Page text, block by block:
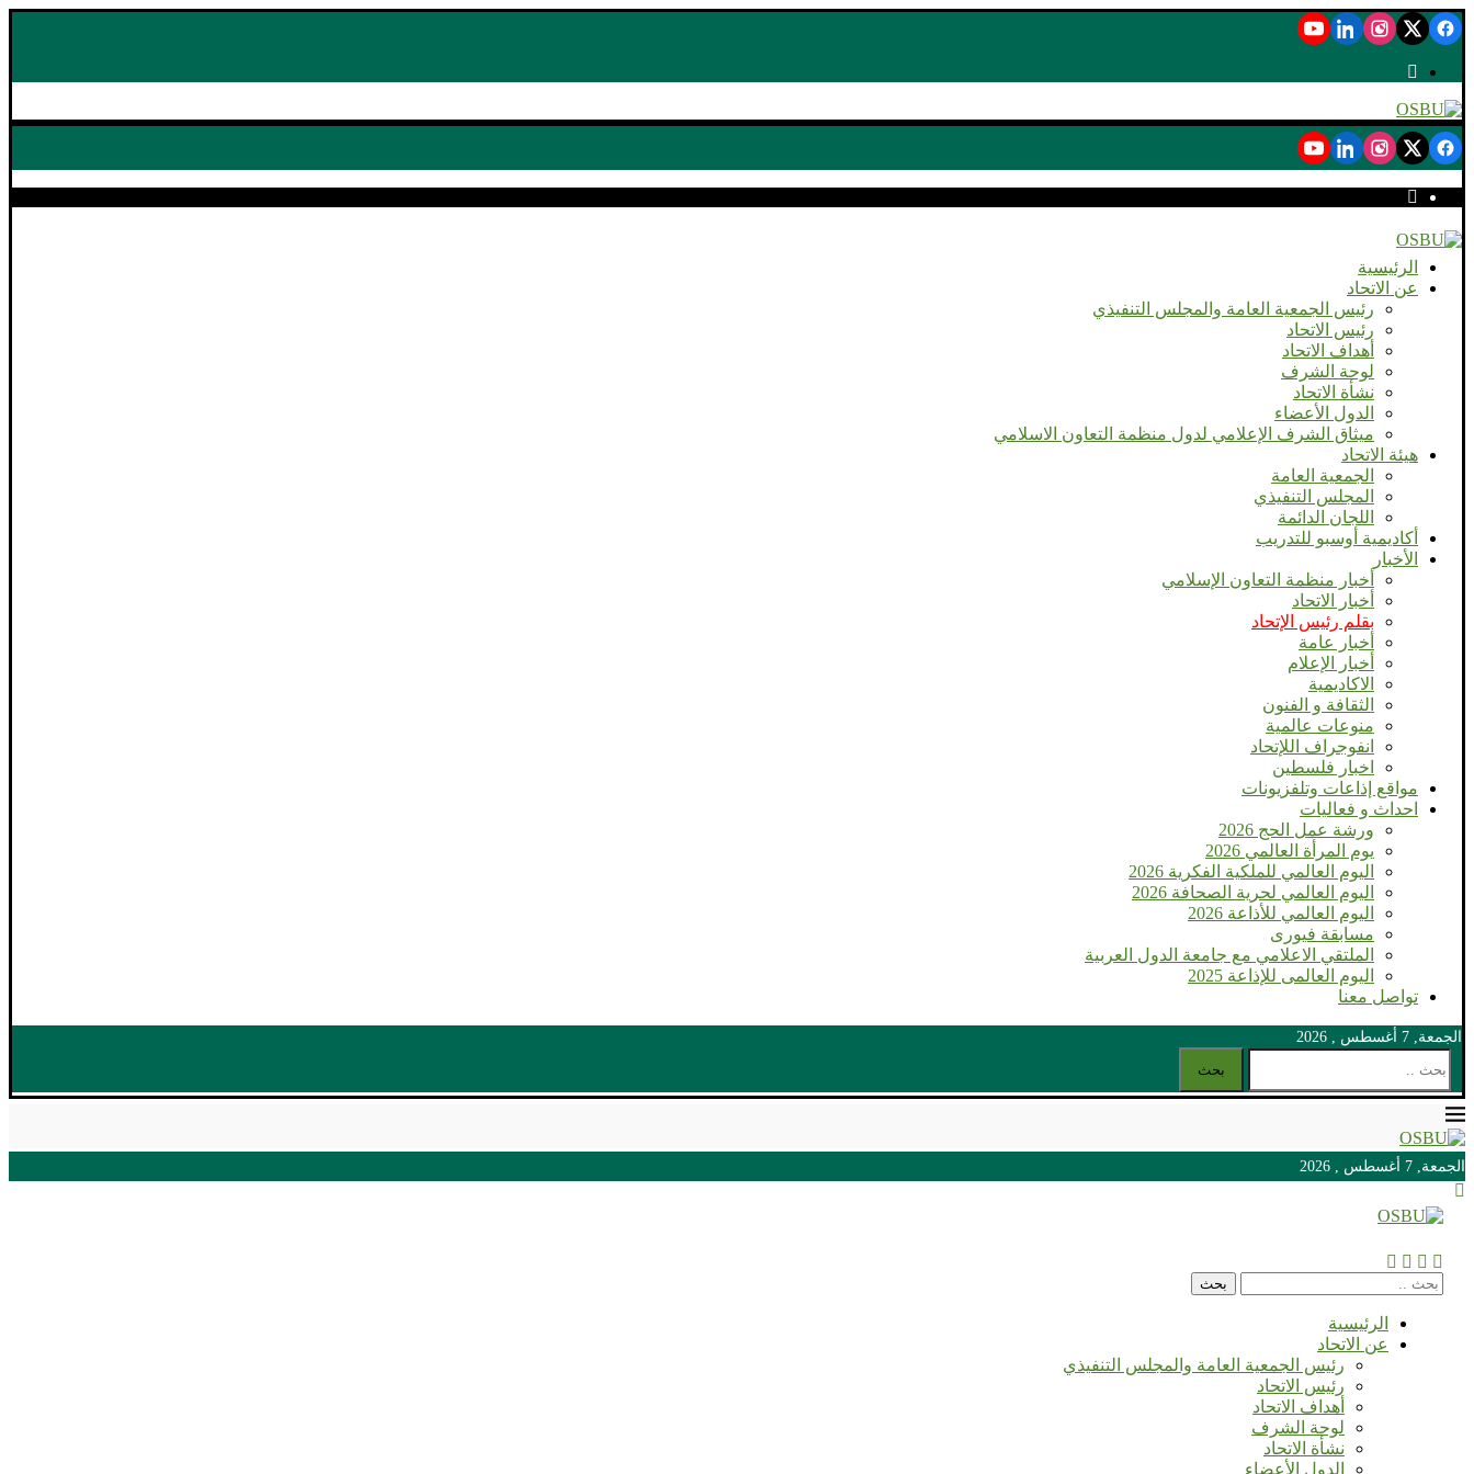
الرئيسية
عن الاتحاد
رئيس الجمعية العامة والمجلس التنفيذي
رئيس الاتحاد
أهداف الاتحاد
لوحة الشرف
نشأة الاتحاد
الدول الأعضاء
ميثاق الشرف الإعلامي لدول منظمة التعاون الاسلامي
هيئة الاتحاد
الجمعية العامة
المجلس التنفيذي
اللجان الدائمة
أكاديمية أوسبو للتدريب
الأخبار
أخبار منظمة التعاون الإسلامي
أخبار الاتحاد
بقلم رئيس الإتحاد
أخبار عامة
أخبار الإعلام
الاكاديمية
الثقافة و الفنون
منوعات عالمية
انفوجراف اللإتحاد
اخبار فلسطين
مواقع إذاعات وتلفزيونات
احداث و فعاليات
ورشة عمل الحج 2026
يوم المرأة العالمي 2026
اليوم العالمي للملكية الفكرية 2026
اليوم العالمي لحرية الصحافة 2026
اليوم العالمي للأذاعة 2026
مسابقة فيورى
الملتقي الاعلامي مع جامعة الدول العربية
اليوم العالمى للإذاعة 2025
تواصل معنا
الجمعة, 7 أغسطس , 2026
بحث
الجمعة, 7 أغسطس , 2026
بحث
الرئيسية
عن الاتحاد
رئيس الجمعية العامة والمجلس التنفيذي
رئيس الاتحاد
أهداف الاتحاد
لوحة الشرف
نشأة الاتحاد
الدول الأعضاء